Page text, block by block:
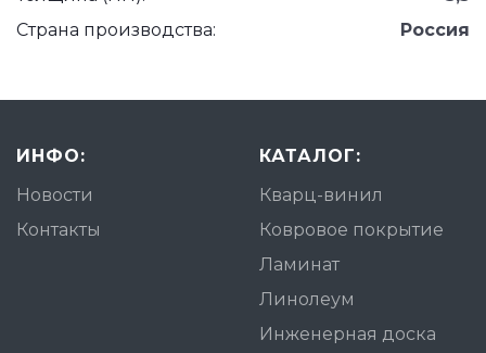
Страна производства:
Россия
ИНФО:
Новости
Контакты
КАТАЛОГ:
Кварц-винил
Ковровое покрытие
Ламинат
Линолеум
Инженерная доска